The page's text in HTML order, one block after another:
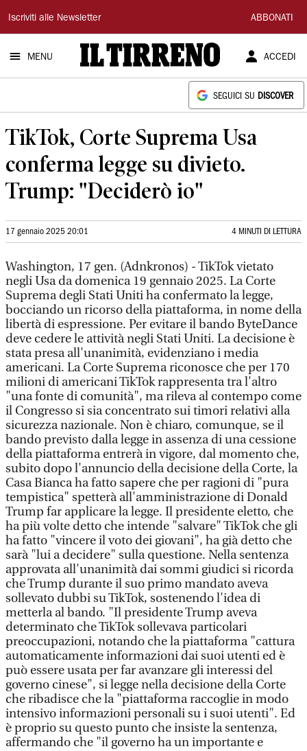
Il
Tirreno
Iscriviti alle Newsletter ABBONATI
MENU ACCEDI
SEGUICI SU DISCOVER
TikTok, Corte Suprema Usa
conferma legge su divieto.
Trump: "Deciderò io"
17 gennaio 2025 20:01 4 MINUTI DI LETTURA
Washington, 17 gen. (Adnkronos) - TikTok vietato
negli Usa da domenica 19 gennaio 2025. La Corte
Suprema degli Stati Uniti ha confermato la legge,
bocciando un ricorso della piattaforma, in nome della
libertà di espressione. Per evitare il bando ByteDance
deve cedere le attività negli Stati Uniti. La decisione è
stata presa all'unanimità, evidenziano i media
americani. La Corte Suprema riconosce che per 170
milioni di americani TikTok rappresenta tra l'altro
"una fonte di comunità", ma rileva al contempo come
il Congresso si sia concentrato sui timori relativi alla
sicurezza nazionale. Non è chiaro, comunque, se il
bando previsto dalla legge in assenza di una cessione
della piattaforma entrerà in vigore, dal momento che,
subito dopo l'annuncio della decisione della Corte, la
Casa Bianca ha fatto sapere che per ragioni di "pura
tempistica" spetterà all'amministrazione di Donald
Trump far applicare la legge. Il presidente eletto, che
ha più volte detto che intende "salvare" TikTok che gli
ha fatto "vincere il voto dei giovani", ha già detto che
sarà "lui a decidere" sulla questione. Nella sentenza
approvata all'unanimità dai sommi giudici si ricorda
che Trump durante il suo primo mandato aveva
sollevato dubbi su TikTok, sostenendo l'idea di
metterla al bando. "Il presidente Trump aveva
determinato che TikTok sollevava particolari
preoccupazioni, notando che la piattaforma "cattura
automaticamente informazioni dai suoi utenti ed è
può essere usata per far avanzare gli interessi del
governo cinese", si legge nella decisione della Corte
che ribadisce che la "piattaforma raccoglie in modo
intensivo informazioni personali su i suoi utenti". Ed
è proprio su questo punto che insiste la sentenza,
affermando che "il governo ha un importante e